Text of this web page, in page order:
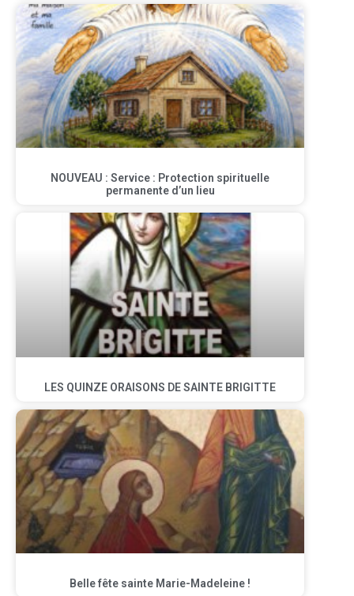
NOUVEAU : Service : Protection spirituelle
permanente d’un lieu
LES QUINZE ORAISONS DE SAINTE BRIGITTE
Belle fête sainte Marie-Madeleine !